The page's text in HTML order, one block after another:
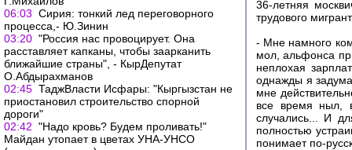
06:03 Сирия: тонкий лед переговорного
процесса,- Ю.Зинин
03:20 "Россия нас провоцирует. Она
расставляет капканы, чтобы заарканить
ближайшие страны", - КырДепутат
О.Абдырахманов
02:45 ТаджВласти Исфары: "Кыргызстан не
приостановил строительство спорной
дороги"
02:42 "Надо кровь? Будем проливать!"
Майдан утопает в цветах УНА-УНСО
36-летняя
трудового
- Мне намного
мол, альфонса
неплохая
однажды я
мне
все время ныл,
случались... И
полностью
понимает по-